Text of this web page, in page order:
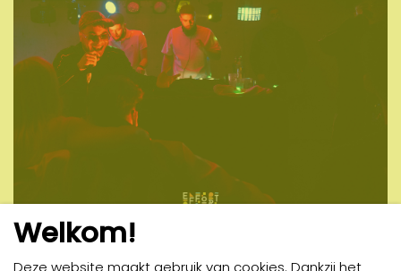
Welkom!
Deze website maakt gebruik van cookies. Dankzij het